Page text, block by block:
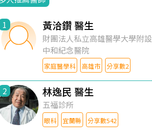
1 黃洽鑽 醫生
財團法人私立高雄醫學大學附設
中和紀念醫院
家庭醫學科 高雄市 分享數2
2 林逸民 醫生
五福診所
眼科 宜蘭縣 分享數542